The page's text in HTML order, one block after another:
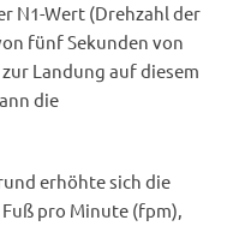
N1-Wert (Drehzahl der
fünf Sekunden von
Landung auf diesem
die
erhöhte sich die
pro Minute (fpm),